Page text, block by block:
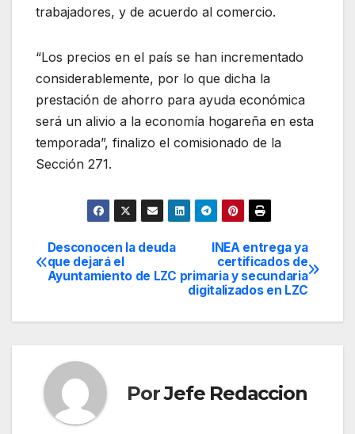
trabajadores, y de acuerdo al comercio.
“Los precios en el país se han incrementado
considerablemente, por lo que dicha la
prestación de ahorro para ayuda económica
será un alivio a la economía hogareña en esta
temporada”, finalizo el comisionado de la
Sección 271.
Navegación
de
entradas
INEA entrega ya
certificados de
primaria y secundaria
digitalizados en LZC
Desconocen la deuda
que dejará el
Ayuntamiento de LZC
PorJefe Redaccion